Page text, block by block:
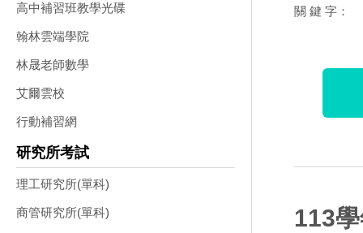
高中補習班教學光碟
翰林雲端學院
林晟老師數學
艾爾雲校
行動補習網
研究所考試
理工研究所(單科)
商管研究所(單科)
關 鍵 字：
113